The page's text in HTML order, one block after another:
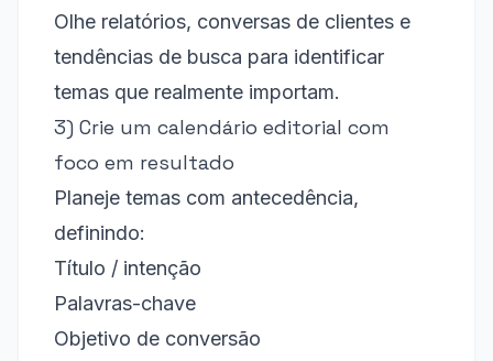
Olhe relatórios, conversas de clientes e
tendências de busca para identificar
temas que realmente importam.
3) Crie um calendário editorial com
foco em resultado
Planeje temas com antecedência,
definindo:
Título / intenção
Palavras-chave
Objetivo de conversão